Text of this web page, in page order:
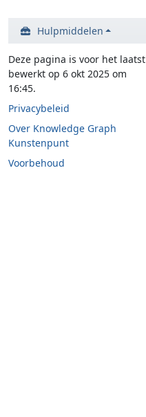
Hulpmiddelen
Deze pagina is voor het laatst
bewerkt op 6 okt 2025 om
16:45.
Privacybeleid
Over Knowledge Graph
Kunstenpunt
Voorbehoud